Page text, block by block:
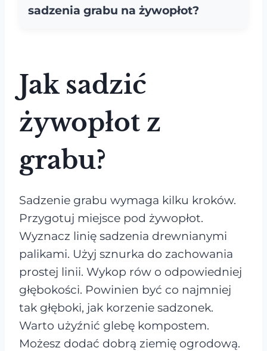
sadzenia grabu na żywopłot?
Jak sadzić
żywopłot z
grabu?
Sadzenie grabu wymaga kilku kroków.
Przygotuj miejsce pod żywopłot.
Wyznacz linię sadzenia drewnianymi
palikami. Użyj sznurka do zachowania
prostej linii. Wykop rów o odpowiedniej
głębokości. Powinien być co najmniej
tak głęboki, jak korzenie sadzonek.
Warto użyźnić glebę kompostem.
Możesz dodać dobrą ziemię ogrodową.